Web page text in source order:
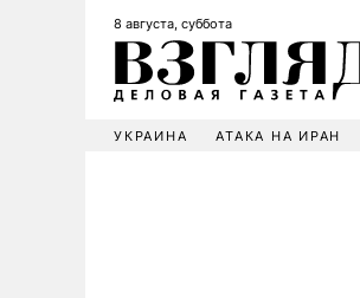
8 августа, суббота
УКРАИНА АТАКА НА ИРАН